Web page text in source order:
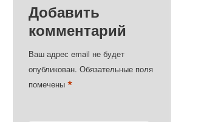
Добавить
комментарий
Ваш адрес email не будет
опубликован. Обязательные поля
помечены*